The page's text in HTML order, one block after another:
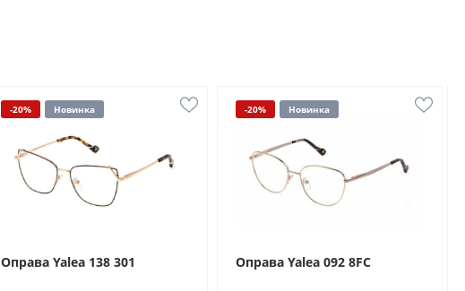
-20% Новинка
Оправа Yalea 138 301
-20% Новинка
Оправа Yalea 092 8FC